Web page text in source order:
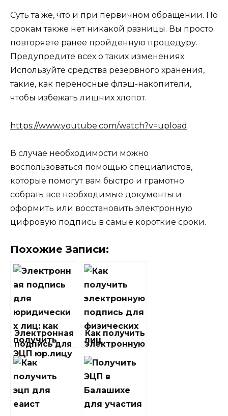
Суть та же, что и при первичном обращении. По
срокам также нет никакой разницы. Вы просто
повторяете ранее пройденную процедуру.
Предупредите всех о таких изменениях.
Используйте средства резервного хранения,
такие, как переносные флэш-накопители,
чтобы избежать лишних хлопот.
https://www.youtube.com/watch?v=upload
В случае необходимости можно
воспользоваться помощью специалистов,
которые помогут вам быстро и грамотно
собрать все необходимые документы и
оформить или восстановить электронную
цифровую подпись в самые короткие сроки.
Похожие Записи:
Электронная
подпись для
юридических
лиц: как
получить
ЭЦП юр.лицу
Как получить
электронную
подпись для
физических
лиц